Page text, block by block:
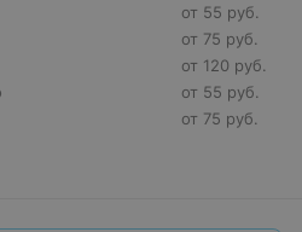
от 55 руб.
от 75 руб.
от 120 руб.
от 55 руб.
от 75 руб.